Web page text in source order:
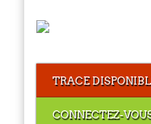
TRACE
CONNECTEZ-